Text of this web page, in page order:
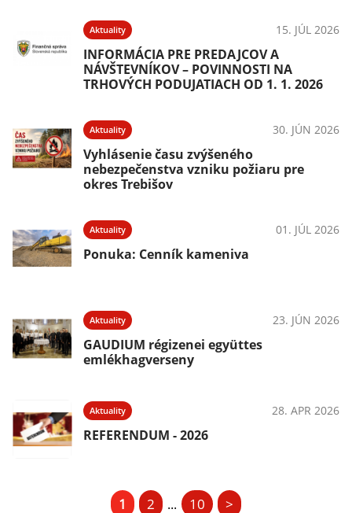
Aktuality 15. JÚL 2026
INFORMÁCIA PRE PREDAJCOV A
NÁVŠTEVNÍKOV – POVINNOSTI NA
TRHOVÝCH PODUJATIACH OD 1. 1. 2026
Aktuality 30. JÚN 2026
Vyhlásenie času zvýšeného
nebezpečenstva vzniku požiaru pre
okres Trebišov
Aktuality 01. JÚL 2026
Ponuka: Cenník kameniva
Aktuality 23. JÚN 2026
GAUDIUM régizenei együttes
emlékhagverseny
Aktuality 28. APR 2026
REFERENDUM - 2026
1 2 ... 10 >